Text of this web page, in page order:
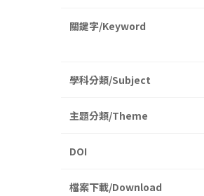
關鍵字/Keyword
學科分類/Subject
主題分類/Theme
DOI
檔案下載/Download